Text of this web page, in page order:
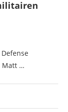
Matt …